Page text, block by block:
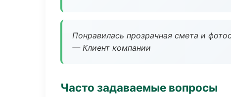
Понравилась прозрачная смета и
— Клиент компании
Часто задаваемые вопросы